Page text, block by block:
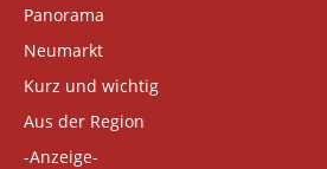
Panorama
Neumarkt
Kurz und wichtig
Aus der Region
-Anzeige-